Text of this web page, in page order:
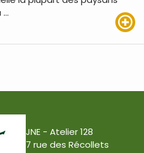
…
JNE - Atelier 128
7 rue des Récollets